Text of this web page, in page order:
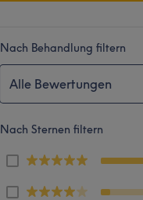
Nach Behandlung filtern
Alle Bewertungen
Nach Sternen filtern